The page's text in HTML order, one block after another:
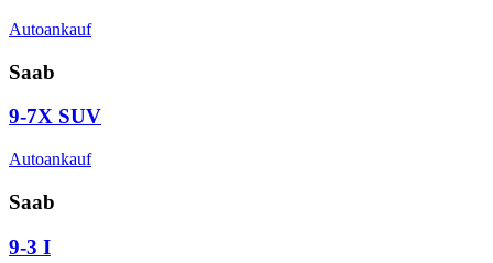
Autoankauf
Saab
9-7X SUV
Autoankauf
Saab
9-3 I